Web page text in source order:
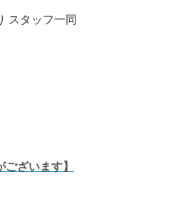
スタッフ一同
ざいます】